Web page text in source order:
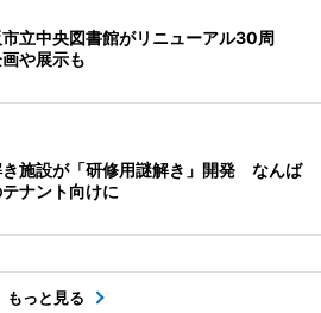
立中央図書館がリニューアル30周
や展示も
き施設が「研修用謎解き」開発 なんば
ナント向けに
もっと見る